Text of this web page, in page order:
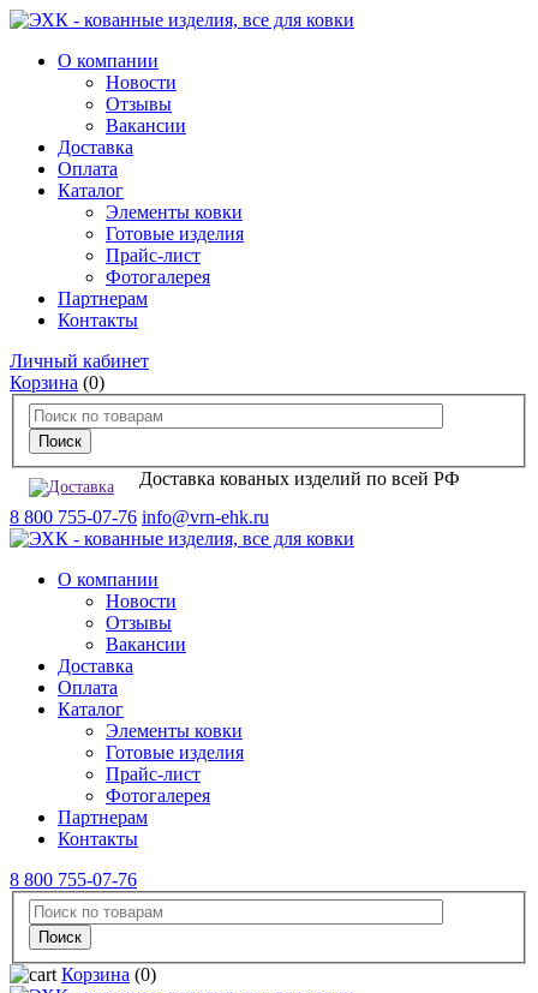
О компании
Новости
Отзывы
Вакансии
Доставка
Оплата
Каталог
Элементы ковки
Готовые изделия
Прайс-лист
Фотогалерея
Партнерам
Контакты
Личный кабинет
Корзина (0)
Доставка кованых изделий по всей РФ
8 800 755-07-76 info@vrn-ehk.ru
О компании
Новости
Отзывы
Вакансии
Доставка
Оплата
Каталог
Элементы ковки
Готовые изделия
Прайс-лист
Фотогалерея
Партнерам
Контакты
8 800 755-07-76
Корзина (0)